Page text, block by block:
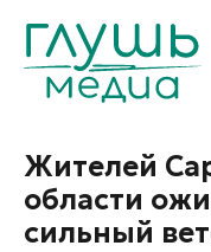
Жителей
области
сильный